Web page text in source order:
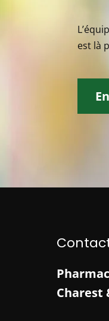
est là
Charest